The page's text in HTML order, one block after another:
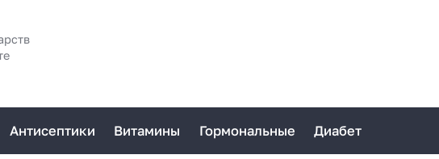
Антисептики Витамины Гормональные Диабет